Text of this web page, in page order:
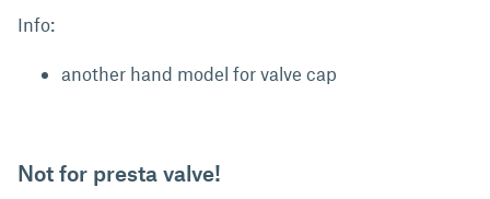
Info:
another hand model for valve cap
Not for presta valve!